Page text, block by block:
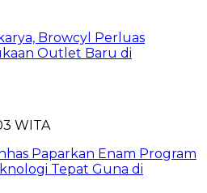
Browcyl Perluas
Outlet Baru di
WITA
Paparkan Enam Program
Tepat Guna di